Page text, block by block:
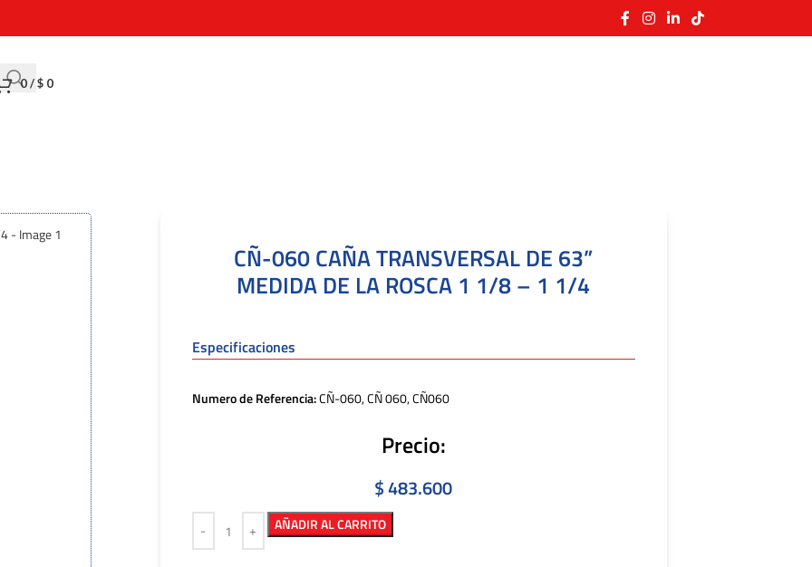
0/ $ 0
CÑ-060 CAÑA TRANSVERSAL DE 63”
MEDIDA DE LA ROSCA 1 1/8 – 1 1/4
Especificaciones
Numero de Referencia:CÑ-060, CÑ 060, CÑ060
Precio:
$483.600
AÑADIR AL CARRITO